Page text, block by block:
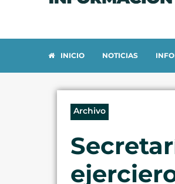
INICIO NOTICIAS
Archivo